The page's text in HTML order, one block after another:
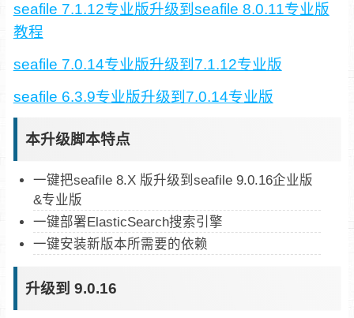
seafile 7.1.12专业版升级到seafile 8.0.11专业版
教程
seafile 7.0.14专业版升级到7.1.12专业版
seafile 6.3.9专业版升级到7.0.14专业版
本升级脚本特点
一键把seafile 8.X 版升级到seafile 9.0.16企业版
&专业版
一键部署ElasticSearch搜索引擎
一键安装新版本所需要的依赖
升级到 9.0.16